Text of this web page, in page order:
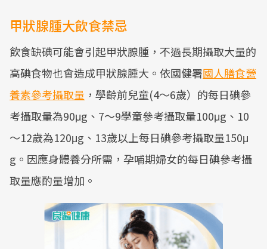
甲狀腺腫大飲食禁忌
飲食缺碘可能會引起甲狀腺腫，不過長期攝取大量的
高碘食物也會造成甲狀腺腫大。依國健署國人膳食營
養素參考攝取量 ，學齡前兒童(4～6歲）的每日碘參
考攝取量為90μg、7～9學童參考攝取量100μg、10
～12歲為120μg、13歲以上每日碘參考攝取量150μ
g。因應身體養分所需，孕哺期婦女的每日碘參考攝
取量應酌量增加。